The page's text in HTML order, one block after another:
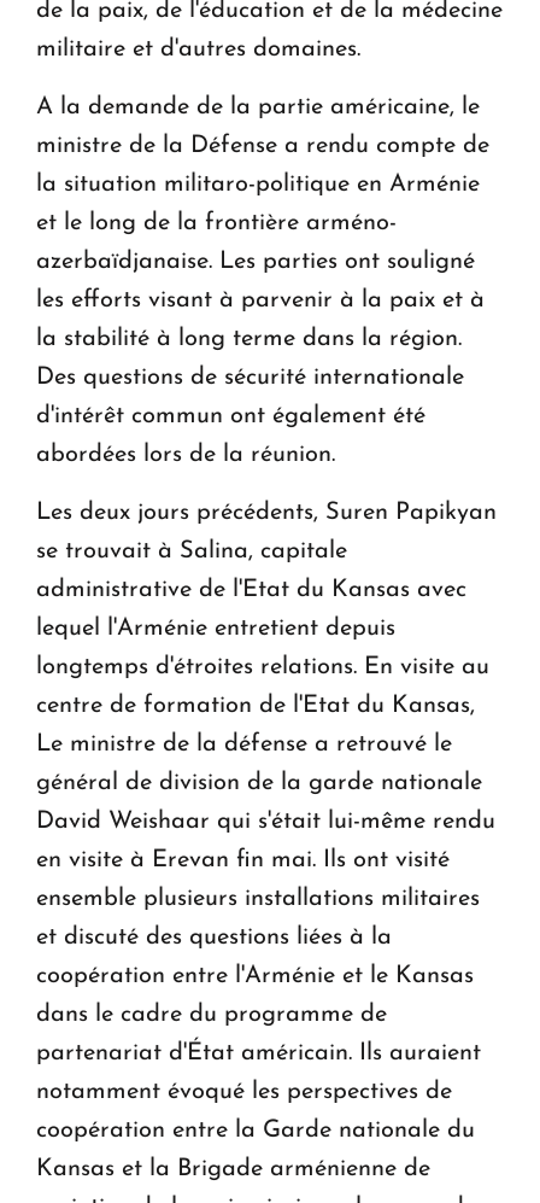
de la paix, de l'éducation et de la médecine
militaire et d'autres domaines.
A la demande de la partie américaine, le
ministre de la Défense a rendu compte de
la situation militaro-politique en Arménie
et le long de la frontière arméno-
azerbaïdjanaise. Les parties ont souligné
les efforts visant à parvenir à la paix et à
la stabilité à long terme dans la région.
Des questions de sécurité internationale
d'intérêt commun ont également été
abordées lors de la réunion.
Les deux jours précédents, Suren Papikyan
se trouvait à Salina, capitale
administrative de l'Etat du Kansas avec
lequel l'Arménie entretient depuis
longtemps d'étroites relations. En visite au
centre de formation de l'Etat du Kansas,
Le ministre de la défense a retrouvé le
général de division de la garde nationale
David Weishaar qui s'était lui-même rendu
en visite à Erevan fin mai. Ils ont visité
ensemble plusieurs installations militaires
et discuté des questions liées à la
coopération entre l'Arménie et le Kansas
dans le cadre du programme de
partenariat d'État américain. Ils auraient
notamment évoqué les perspectives de
coopération entre la Garde nationale du
Kansas et la Brigade arménienne de